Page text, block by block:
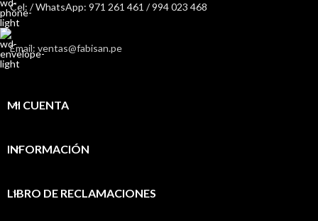
Cel: / WhatsApp: 971 261 461 / 994 023 468
Email: ventas@fabisan.pe
MI CUENTA
INFORMACIÓN
LIBRO DE RECLAMACIONES